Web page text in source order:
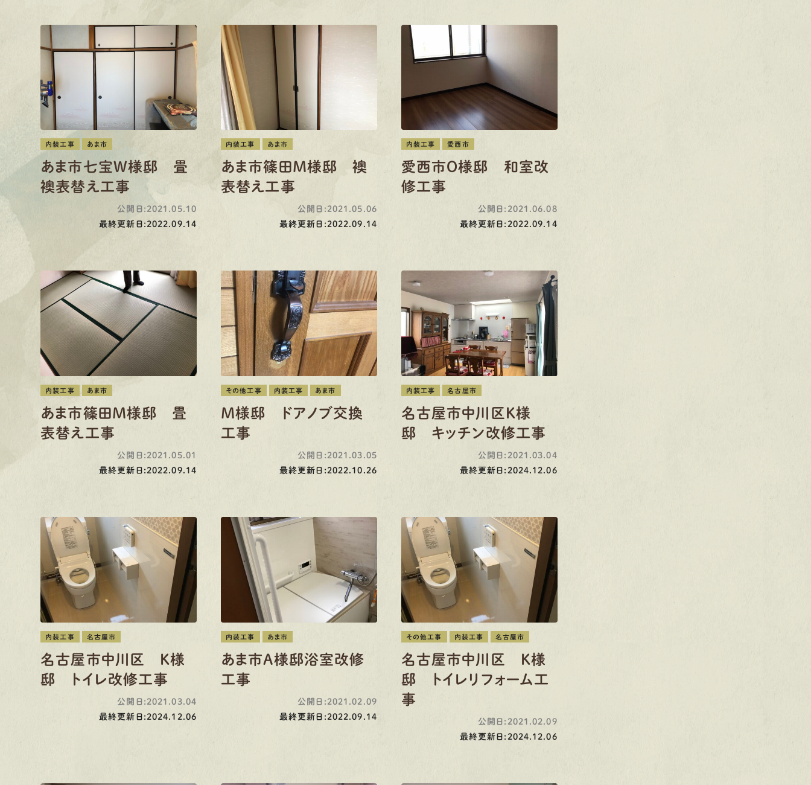
内装工事 あま市
あま市七宝W様邸 畳
襖表替え工事
公開日:2021.05.10
最終更新日:2022.09.14
内装工事 あま市
あま市篠田M様邸 襖
表替え工事
公開日:2021.05.06
最終更新日:2022.09.14
内装工事 愛西市
愛西市O様邸 和室改
修工事
公開日:2021.06.08
最終更新日:2022.09.14
内装工事 あま市
あま市篠田M様邸 畳
表替え工事
公開日:2021.05.01
最終更新日:2022.09.14
その他工事 内装工事 あま市
M様邸 ドアノブ交換
工事
公開日:2021.03.05
最終更新日:2022.10.26
内装工事 名古屋市
名古屋市中川区K様
邸 キッチン改修工事
公開日:2021.03.04
最終更新日:2024.12.06
内装工事 名古屋市
名古屋市中川区 K様
邸 トイレ改修工事
公開日:2021.03.04
最終更新日:2024.12.06
内装工事 あま市
あま市A様邸浴室改修
工事
公開日:2021.02.09
最終更新日:2022.09.14
その他工事 内装工事 名古屋市
名古屋市中川区 K様
邸 トイレリフォーム工
事
公開日:2021.02.09
最終更新日:2024.12.06